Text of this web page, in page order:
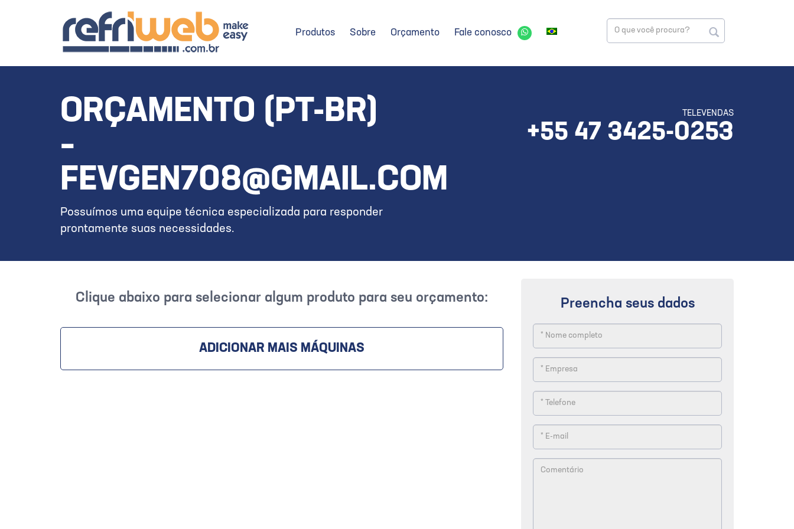
Produtos Sobre Orçamento Fale conosco
ORÇAMENTO (PT-BR)
–
FEVGEN708@GMAIL.COM
Possuímos uma equipe técnica especializada para responder
prontamente suas necessidades.
TELEVENDAS
+55 47 3425-0253
Clique abaixo para selecionar algum produto para seu orçamento:
ADICIONAR MAIS MÁQUINAS
Preencha seus dados